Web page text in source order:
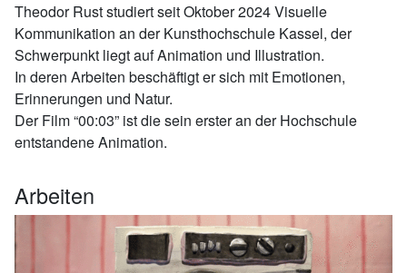
Theodor Rust studiert seit Oktober 2024 Visuelle
Kommunikation an der Kunsthochschule Kassel, der
Schwerpunkt liegt auf Animation und Illustration.
In deren Arbeiten beschäftigt er sich mit Emotionen,
Erinnerungen und Natur.
Der Film “00:03” ist die sein erster an der Hochschule
entstandene Animation.
Arbeiten